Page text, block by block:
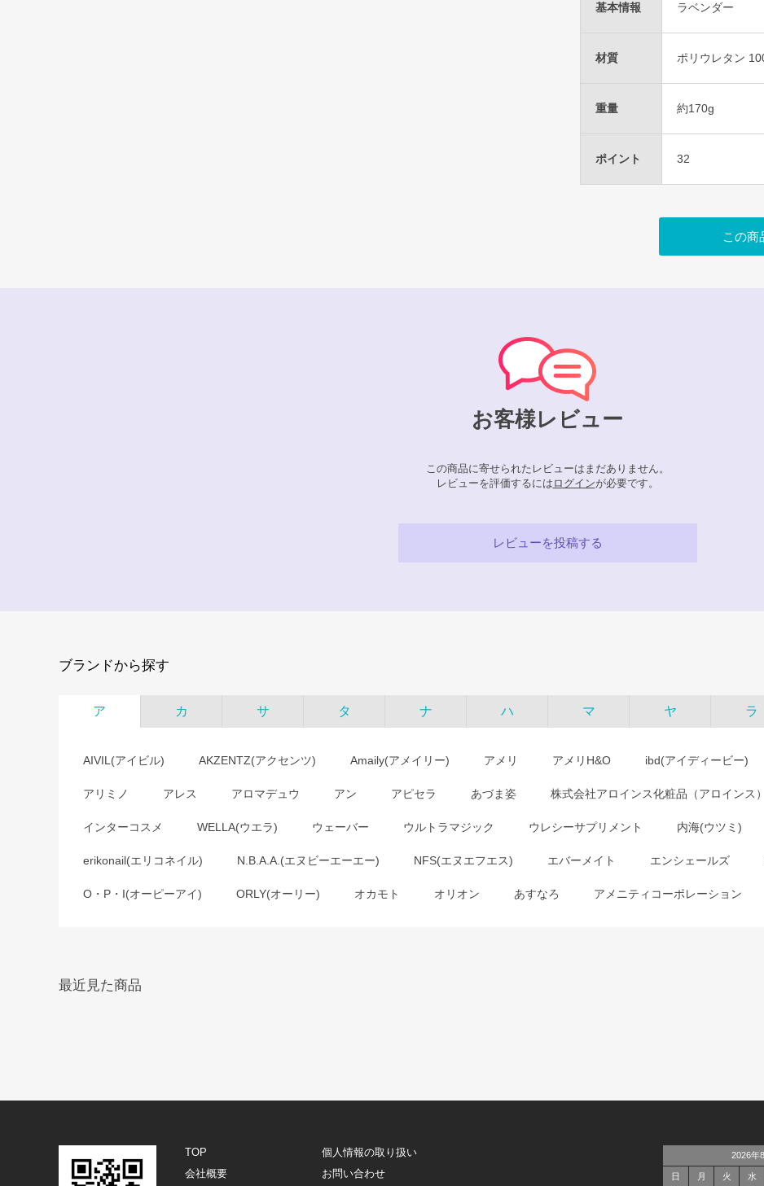
基本情報 ラベンダー
材質 ポリウレタン
重量 約170g
ポイント 32
この商
お客様レビュー
この商品に寄せられたレビューはまだありません。
レビューを評価するには ログインが必要です。
レビューを投稿する
ブランドから探す
ア カ サ タ ナ ハ マ ヤ ラ
AIVIL(アイビル) AKZENTZ(アクセンツ) Amaily(アメイリー) アメリ アメリH&O ibd(アイディービー)
アリミノ アレス アロマデュウ アン アピセラ あづま姿 株式会社アロインス化粧品（アロインス）
インターコスメ WELLA(ウエラ) ウェーバー ウルトラマジック ウレシーサプリメント 内海(ウツミ)
erikonail(エリコネイル) N.B.A.A.(エヌビーエーエー) NFS(エヌエフエス) エバーメイト エンシェールズ
O・P・I(オーピーアイ) ORLY(オーリー) オカモト オリオン あすなろ アメニティコーポレーション
最近見た商品
TOP
個人情報の取り扱い
会社概要
お問い合わせ
2026年
日 月 火 水